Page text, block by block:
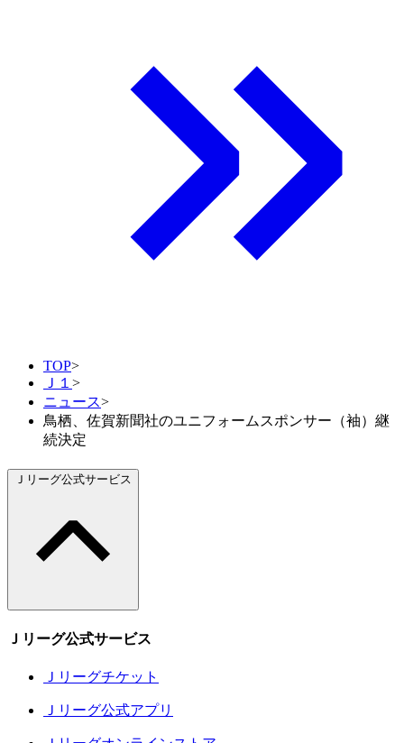
TOP>
Ｊ１ >
ニュース>
鳥栖、佐賀新聞社のユニフォームスポンサー（袖）継
続決定
Ｊリーグ公式サービス
Ｊリーグ公式サービス
Ｊリーグチケット
Ｊリーグ公式アプリ